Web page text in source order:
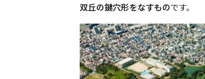
双丘の鍵穴形をなすものです。